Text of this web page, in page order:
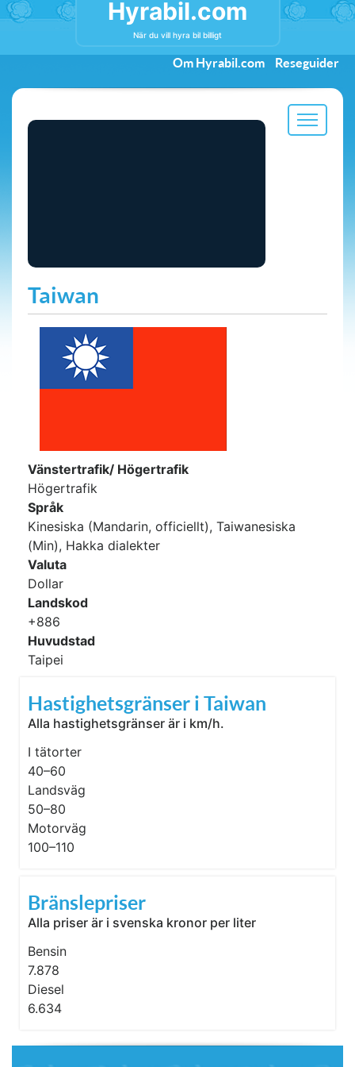
Hyrabil.com
När du vill hyra bil billigt
Om Hyrabil.com Reseguider
Taiwan
Vänstertrafik/ Högertrafik
Högertrafik
Språk
Kinesiska (Mandarin, officiellt), Taiwanesiska
(Min), Hakka dialekter
Valuta
Dollar
Landskod
+886
Huvudstad
Taipei
Hastighetsgränser i Taiwan
Alla hastighetsgränser är i km/h.
I tätorter
40–60
Landsväg
50–80
Motorväg
100–110
Bränslepriser
Alla priser är i svenska kronor per liter
Bensin
7.878
Diesel
6.634